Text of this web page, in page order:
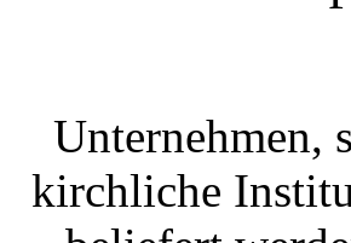
Unternehmen,
kirchliche